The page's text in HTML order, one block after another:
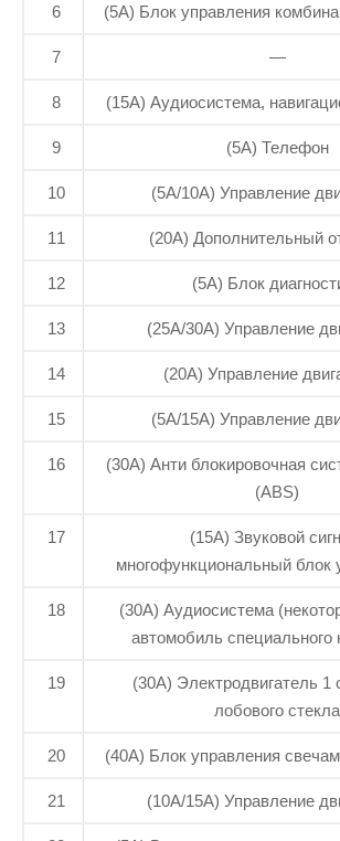
6 (5A) Блок управления
7 —
8 (15A) Аудиосистема,
9 (5A) Телефон
10 (5A/10A) Управление
11 (20A) Дополнительный
12 (5A) Блок
13 (25A/30A) Управление
14 (20A) Управление
15 (5A/15A) Управление
16
(30A) Анти блокировочная
(ABS)
17
(15A) Звуковой
многофункциональный блок
18
(30A) Аудиосистема
автомобиль специального
19
(30A) Электродвигатель 1
лобового стекла
20 (40A) Блок управления
21 (10A/15A) Управление